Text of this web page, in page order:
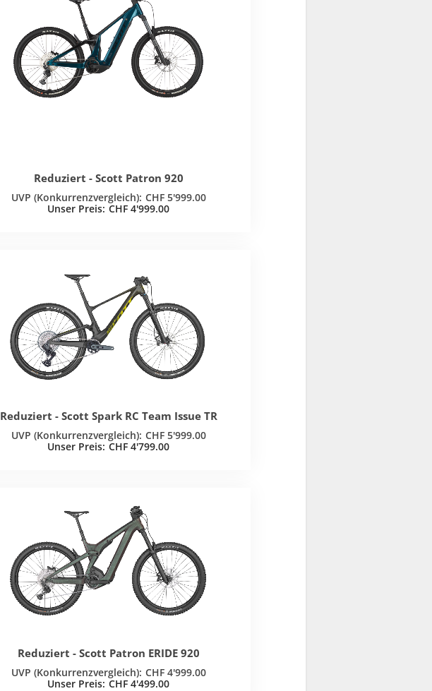
Reduziert - Scott Patron 920
CHF5'999.00
CHF 4'999.00
Reduziert - Scott Spark RC Team Issue TR
CHF5'999.00
CHF 4'799.00
Reduziert - Scott Patron ERIDE 920
CHF4'999.00
CHF 4'499.00